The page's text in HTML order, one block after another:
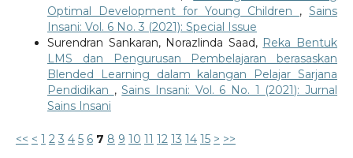
Optimal Development for Young Children ,Sains
Insani: Vol. 6 No. 3 (2021): Special Issue
Surendran Sankaran, Norazlinda Saad, Reka Bentuk
LMS dan Pengurusan Pembelajaran berasaskan
Blended Learning dalam kalangan Pelajar Sarjana
Pendidikan ,Sains Insani: Vol. 6 No. 1 (2021): Jurnal
Sains Insani
<< < 1 2 3 4 5 6 7 8 9 10 11 12 13 14 15 > >>